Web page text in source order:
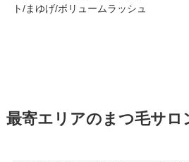
ト/まゆげ/ボリュームラッシュ
最寄エリアのまつ毛サロ